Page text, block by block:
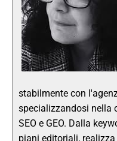
stabilmente con
specializzandosi nella
SEO e GEO. Dalla
piani editoriali,